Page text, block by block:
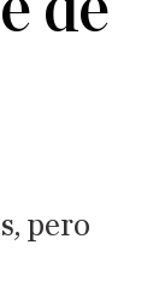
pero